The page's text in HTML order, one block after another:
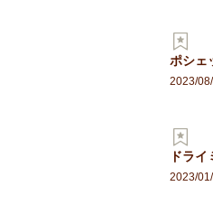
ポシェ
2023/
2023/